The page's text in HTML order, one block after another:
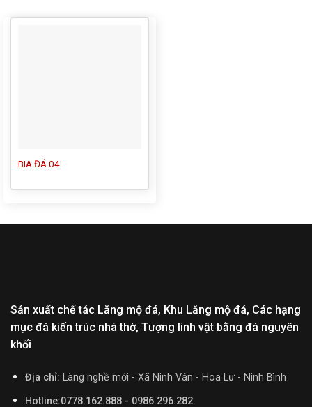
BIA ĐÁ 04
Sản xuất chế tác Lăng mộ đá, Khu Lăng mộ đá, Các hạng
mục đá kiến trúc nhà thờ, Tượng linh vật bằng đá nguyên
khối
Địa chỉ: Làng nghề mới - Xã Ninh Vân - Hoa Lư - Ninh Bình
Hotline:0778.162.888 - 0986.296.282